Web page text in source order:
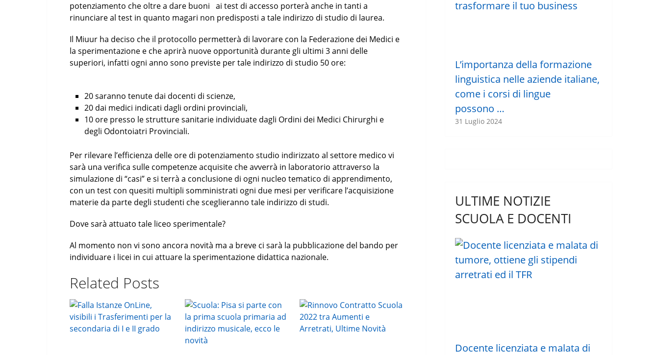
potenziamento che oltre a dare buoni ai test di accesso porterà anche in tanti a
rinunciare al test in quanto magari non predisposti a tale indirizzo di studio di laurea.
Il Miuur ha deciso che il protocollo permetterà di lavorare con la Federazione dei Medici e
la sperimentazione e che aprirà nuove opportunità durante gli ultimi 3 anni delle
superiori, infatti ogni anno sono previste per tale indirizzo di studio 50 ore:
20 saranno tenute dai docenti di scienze,
20 dai medici indicati dagli ordini provinciali,
10 ore presso le strutture sanitarie individuate dagli Ordini dei Medici Chirurghi e
degli Odontoiatri Provinciali.
Per rilevare l’efficienza delle ore di potenziamento studio indirizzato al settore medico vi
sarà una verifica sulle competenze acquisite che avverrà in laboratorio attraverso la
simulazione di “casi” e si terrà a conclusione di ogni nucleo tematico di apprendimento,
con un test con quesiti multipli somministrati ogni due mesi per verificare l’acquisizione
materie da parte degli studenti che sceglieranno tale indirizzo di studi.
Dove sarà attuato tale liceo sperimentale?
Al momento non vi sono ancora novità ma a breve ci sarà la pubblicazione del bando per
individuare i licei in cui attuare la sperimentazione didattica nazionale.
Related Posts
L’importanza della formazione
linguistica nelle aziende italiane,
come i corsi di lingue
possono …
31 Luglio 2024
ULTIME NOTIZIE
SCUOLA E DOCENTI
Docente licenziata e malata di